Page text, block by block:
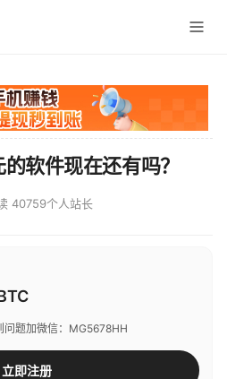
软件现在还有吗？
40759个人站长
问题加微信：MG5678HH
立即注册